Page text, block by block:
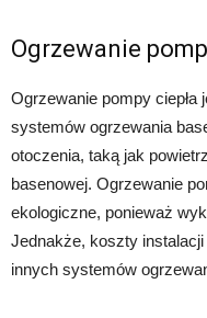
Ogrzewanie
Ogrzewanie pompy
systemów ogrzewania
otoczenia, taką jak
basenowej. Ogrzewanie
ekologiczne, ponieważ
Jednakże, koszty
innych systemów